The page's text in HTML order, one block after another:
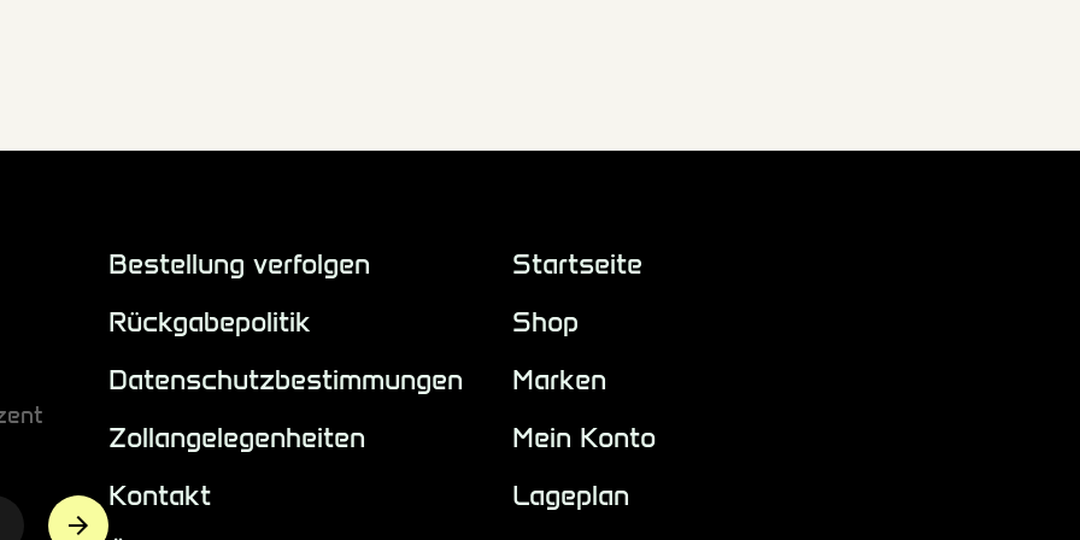
Bestellung verfolgen
Rückgabepolitik
Datenschutzbestimmungen
Zollangelegenheiten
Kontakt
Startseite
Shop
Marken
Mein Konto
Lageplan